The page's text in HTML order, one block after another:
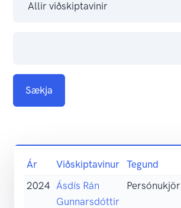
Sækja
Ár Viðskiptavinur Tegund
2024 Ásdís Rán
Gunnarsdóttir
Persónukjör